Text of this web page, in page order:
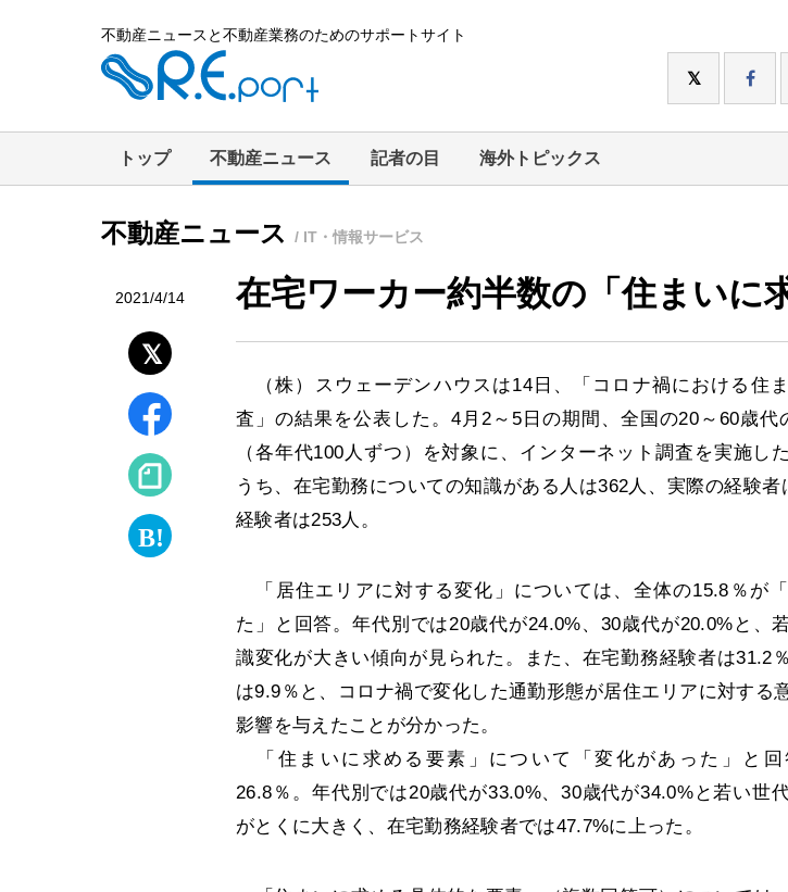
不動産ニュースと不動産業務のためのサポートサイト
トップ 不動産ニュース 記者の目 海外トピックス
不動産ニュース / IT・情報サービス
2021/4/14 在宅ワーカー約半数の「住まいに
（株）スウェーデンハウスは14日、「コロナ禍における住
査」の結果を公表した。4月2～5日の期間、全国の20～60歳代
（各年代100人ずつ）を対象に、インターネット調査を実施し
うち、在宅勤務についての知識がある人は362人、実際の経験者
経験者は253人。
「居住エリアに対する変化」については、全体の15.8％が
た」と回答。年代別では20歳代が24.0%、30歳代が20.0%と、
識変化が大きい傾向が見られた。また、在宅勤務経験者は31.2
は9.9％と、コロナ禍で変化した通勤形態が居住エリアに対する
影響を与えたことが分かった。
「住まいに求める要素」について「変化があった」と回
26.8％。年代別では20歳代が33.0%、30歳代が34.0%と若い世
がとくに大きく、在宅勤務経験者では47.7%に上った。